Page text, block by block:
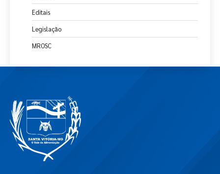
Editais
Legislação
MROSC